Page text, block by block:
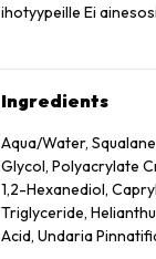
ihotyypeille Ei
Ingredients
Aqua/Water,
Glycol, Polyacrylate
1,2-Hexanediol,
Triglyceride,
Acid, Undaria